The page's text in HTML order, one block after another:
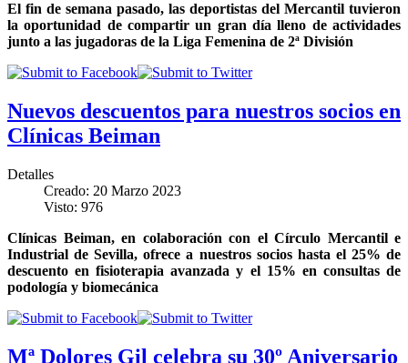
El fin de semana pasado, las deportistas del Mercantil tuvieron
la oportunidad de compartir un gran día lleno de actividades
junto a las jugadoras de la Liga Femenina de 2ª División
Nuevos descuentos para nuestros socios en
Clínicas Beiman
Detalles
Creado: 20 Marzo 2023
Visto: 976
Clínicas Beiman, en colaboración con el Círculo Mercantil e
Industrial de Sevilla, ofrece a nuestros socios hasta el 25% de
descuento en fisioterapia avanzada y el 15% en consultas de
podología y biomecánica
Mª Dolores Gil celebra su 30º Aniversario